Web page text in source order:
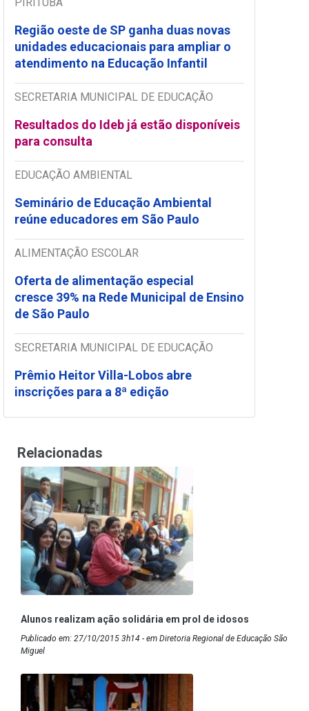
Região oeste de SP ganha duas novas
unidades educacionais para ampliar o
atendimento na Educação Infantil
SECRETARIA MUNICIPAL DE EDUCAÇÃO
Resultados do Ideb já estão disponíveis
para consulta
EDUCAÇÃO AMBIENTAL
Seminário de Educação Ambiental
reúne educadores em São Paulo
ALIMENTAÇÃO ESCOLAR
Oferta de alimentação especial
cresce 39% na Rede Municipal de Ensino
de São Paulo
SECRETARIA MUNICIPAL DE EDUCAÇÃO
Prêmio Heitor Villa-Lobos abre
inscrições para a 8ª edição
Relacionadas
Alunos realizam ação solidária em prol de idosos
Publicado em: 27/10/2015 3h14 - em Diretoria Regional de Educação São
Miguel